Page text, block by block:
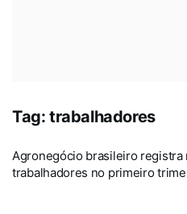
Tag: trabalhadores
Agronegócio brasileiro registra
trabalhadores no primeiro